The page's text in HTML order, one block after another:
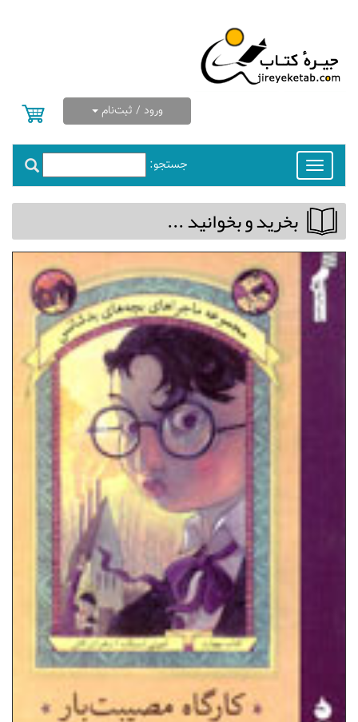
ورود / ثبت‌نام
جستجو:
Toggle
navigation
بخريد و بخوانيد ...